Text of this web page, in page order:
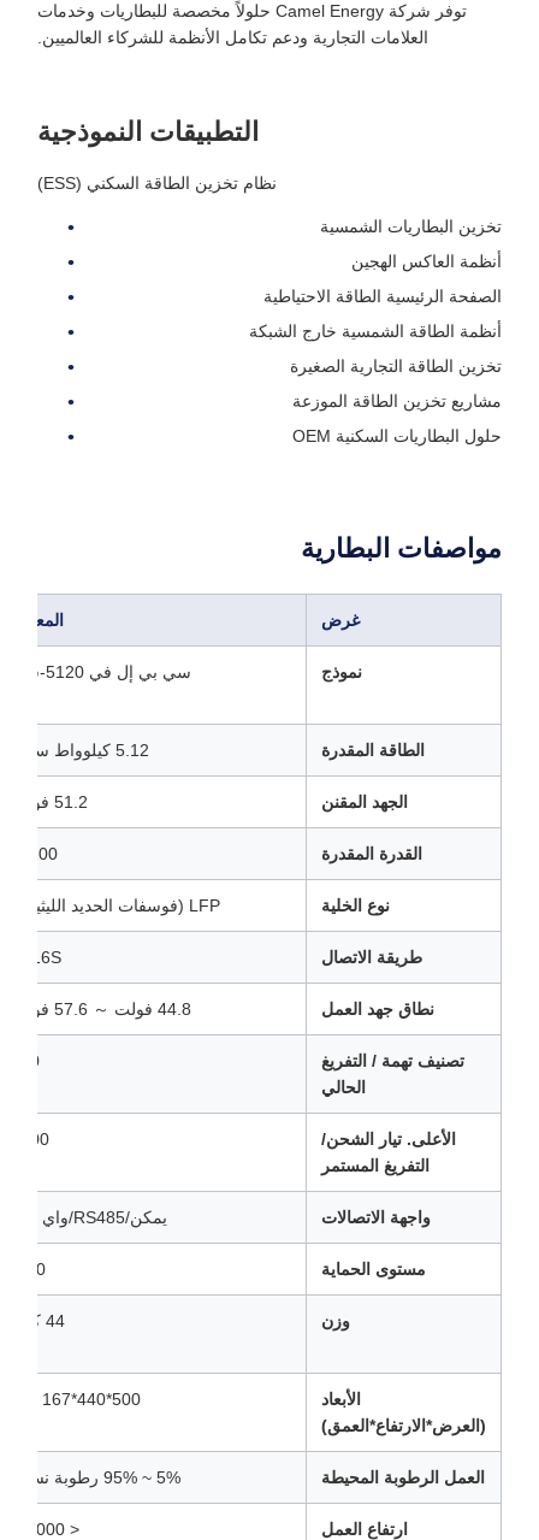
توفر شركة Camel Energy حلولاً مخصصة للبطاريات وخدمات
العلامات التجارية ودعم تكامل الأنظمة للشركاء العالميين.
التطبيقات النموذجية
نظام تخزين الطاقة السكني (ESS)
تخزين البطاريات الشمسية
أنظمة العاكس الهجين
الصفحة الرئيسية الطاقة الاحتياطية
أنظمة الطاقة الشمسية خارج الشبكة
تخزين الطاقة التجارية الصغيرة
مشاريع تخزين الطاقة الموزعة
حلول البطاريات السكنية OEM
مواصفات البطارية
غرض المعلمة
نموذج سي بي إل في 5120-سي
الطاقة المقدرة 5.12 كيلوواط ساعة
الجهد المقنن 51.2 فولت
القدرة المقدرة 100 آه
نوع الخلية LFP (فوسفات الحديد الليثيوم)
طريقة الاتصال 1P16S
نطاق جهد العمل 44.8 فولت ～ 57.6 فولت
تصنيف تهمة / التفريغ
الحالي
50 أ
الأعلى. تيار الشحن/
التفريغ المستمر
100 أ
واجهة الاتصالات يمكن/RS485/واي فاي
مستوى الحماية IP20
وزن 44 كجم
الأبعاد
(العرض*الارتفاع*العمق)
500*440*167 ملم
العمل الرطوبة المحيطة 5% ~ 95% رطوبة نسبية
ارتفاع العمل < 4000 م